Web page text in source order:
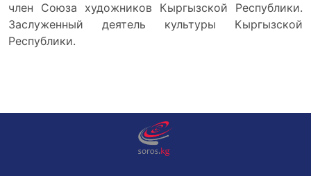
член Союза художников Кыргызской Республики.
Заслуженный деятель культуры Кыргызской
Республики.